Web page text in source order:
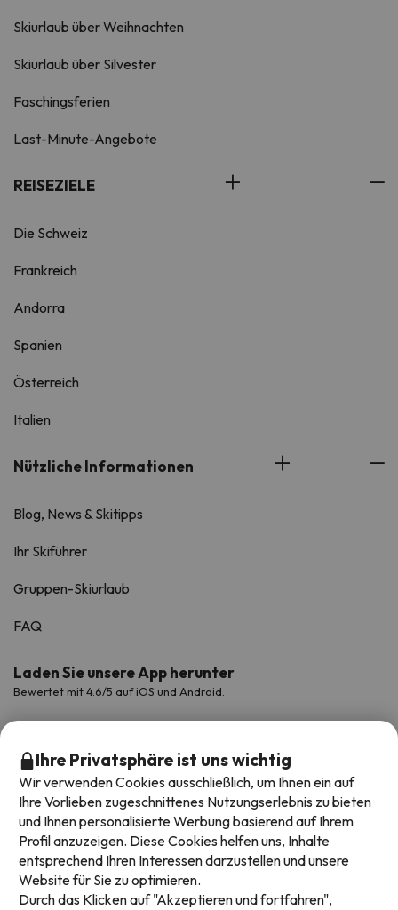
Skiurlaub über Weihnachten
Skiurlaub über Silvester
Faschingsferien
Last-Minute-Angebote
REISEZIELE
Die Schweiz
Frankreich
Andorra
Spanien
Österreich
Italien
Nützliche Informationen
Blog, News & Skitipps
Ihr Skiführer
Gruppen-Skiurlaub
FAQ
Laden Sie unsere App herunter
Bewertet mit 4.6/5 auf iOS und Android.
Verfügbare Zahlungsarten
Ihre Privatsphäre ist uns wichtig
Wir verwenden Cookies ausschließlich, um Ihnen ein auf
Ihre Vorlieben zugeschnittenes Nutzungserlebnis zu bieten
und Ihnen personalisierte Werbung basierend auf Ihrem
Profil anzuzeigen. Diese Cookies helfen uns, Inhalte
entsprechend Ihren Interessen darzustellen und unsere
Website für Sie zu optimieren.
Durch das Klicken auf "Akzeptieren und fortfahren",